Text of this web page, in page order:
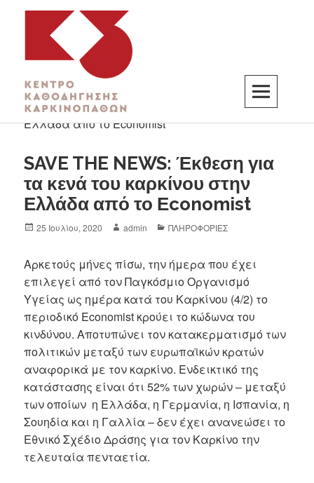
K3
ΚΕΝΤΡΟ ΚΑΘΟΔΗΓΗΣΗΣ ΚΑΡΚΙΝΟΠΑΘΩΝ
SAVE THE NEWS: Έκθεση για
τα κενά του καρκίνου στην
Ελλάδα από το Εconomist
25 Ιουλίου, 2020 admin ΠΛΗΡΟΦΟΡΙΕΣ
Αρκετούς μήνες πίσω, την ήμερα που έχει
επιλεγεί από τον Παγκόσμιο Οργανισμό
Υγείας ως ημέρα κατά του Καρκίνου (4/2) το
περιοδικό Economist κρούει το κώδωνα του
κινδύνου. Αποτυπώνει τον κατακερματισμό των
πολιτικών μεταξύ των ευρωπαϊκών κρατών
αναφορικά με τον καρκίνο. Ενδεικτικό της
κατάστασης είναι ότι 52% των χωρών – μεταξύ
των οποίων η Ελλάδα, η Γερμανία, η Ισπανία, η
Σουηδία και η Γαλλία – δεν έχει ανανεώσει το
Εθνικό Σχέδιο Δράσης για τον Καρκίνο την
τελευταία πενταετία.